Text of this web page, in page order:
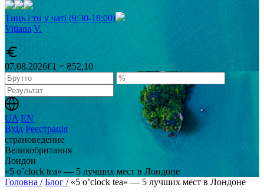
Тиць і ти у чаті (9:30-18:00)
Vitiana V.
07.08.2026€1 = ₴52,10
UA EN
Вхід Реєстрація
cтрановедение
Великобритания
Лондон
«5 o’clock tea» — 5 лучших мест в Лондоне
Головна / Блог / «5 o’clock tea» — 5 лучших мест в Лондоне